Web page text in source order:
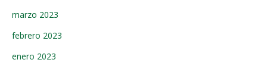
marzo 2023
febrero 2023
enero 2023